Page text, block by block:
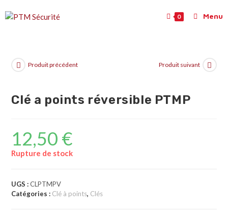
0 Menu
Produit précédent Produit suivant
Clé a points réversible PTMP
12,50 €
Rupture de stock
UGS :CLPTMPV
Catégories : Clé à points, Clés